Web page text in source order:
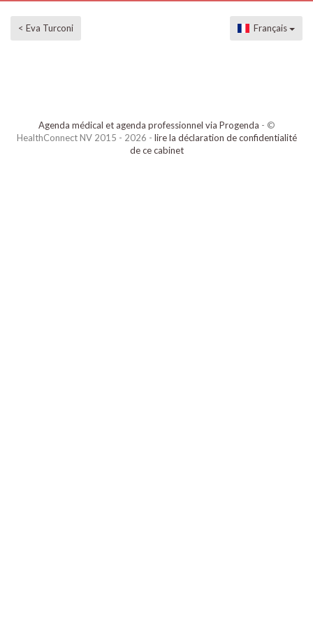
< Eva Turconi Français
Agenda médical et agenda professionnel via Progenda - ©
HealthConnect NV 2015 - 2026 - lire la déclaration de confidentialité
de ce cabinet